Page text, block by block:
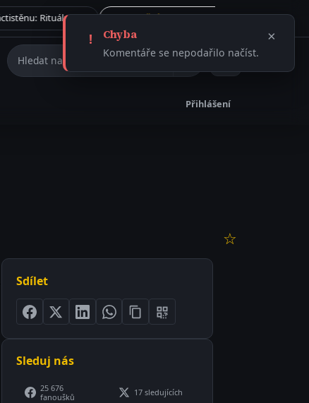
Tajemství římského dvanáctistěnu: Rituální artefakt, nebo ničivá munice? 31.7. 2026ČLÁNEK Vše →
Hledat na webu
Přihlášení
☆
Sdílet
Sleduj nás
25 676
fanoušků
17 sledujících
! Chyba
Komentáře se nepodařilo načíst.
×